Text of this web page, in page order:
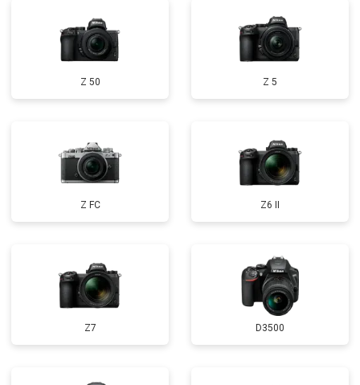
Z 50 Z 5
Z FC Z6 II
Z7 D3500